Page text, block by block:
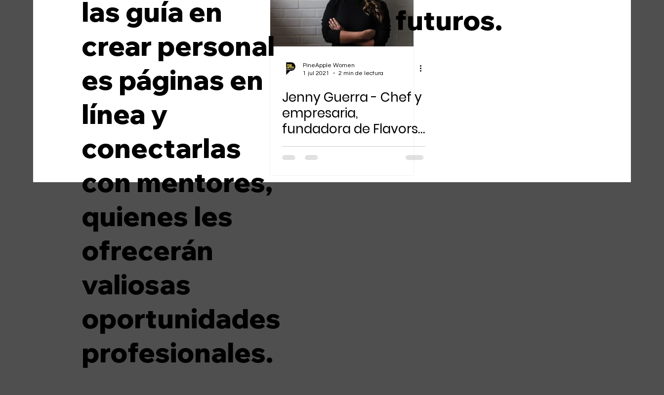
Medios de comunicación Moda Sostenibilidad Ambiental
PineApple Women
1 jul 2021
2 min de lectura
Jenny Guerra - Chef y
empresaria,
fundadora de Flavors
Panamá
futuros.
las guía en
crear personal
es páginas en
línea y
conectarlas
con mentores,
quienes les
ofrecerán
valiosas
oportunidades
profesionales.